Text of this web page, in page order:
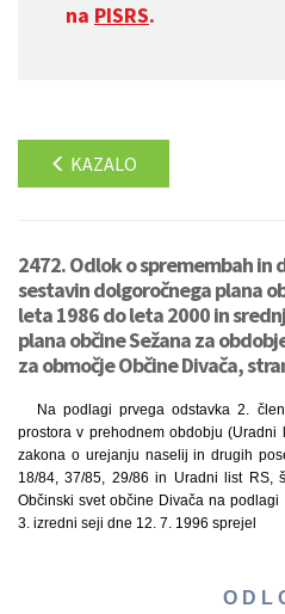
na PISRS.
KAZALO
2472. Odlok o spremembah
sestavin dolgoročnega plana
leta 1986 do leta 2000 in
plana občine Sežana za
za območje Občine Divača,
Na podlagi prvega odstavka 2.
prostora v prehodnem obdobju
zakona o urejanju naselij in drugih
18/84, 37/85, 29/86 in Uradni list RS,
Občinski svet občine Divača na
3. izredni seji dne 12. 7. 1996 sprejel
O D L